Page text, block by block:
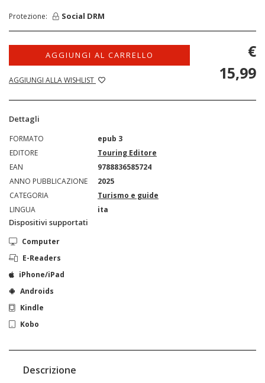
Protezione: Social DRM
AGGIUNGI AL CARRELLO
AGGIUNGI ALLA WISHLIST
€
15,99
Dettagli
FORMATO
epub 3
EDITORE
Touring Editore
EAN
9788836585724
ANNO PUBBLICAZIONE
2025
CATEGORIA
Turismo e guide
LINGUA
ita
Dispositivi supportati
Computer
E-Readers
iPhone/iPad
Androids
Kindle
Kobo
Descrizione